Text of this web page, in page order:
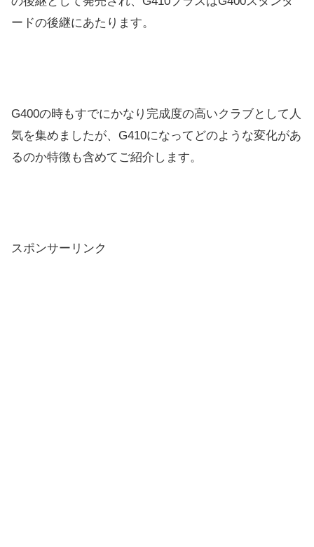
ードの後継にあたります。
G400の時もすでにかなり完成度の高いクラブとして人
気を集めましたが、G410になってどのような変化があ
るのか特徴も含めてご紹介します。
スポンサーリンク